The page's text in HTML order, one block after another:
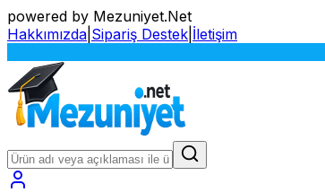
powered by Mezuniyet.Net
Hakkımızda Sipariş Destek İletişim